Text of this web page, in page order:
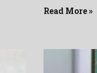
Read More »